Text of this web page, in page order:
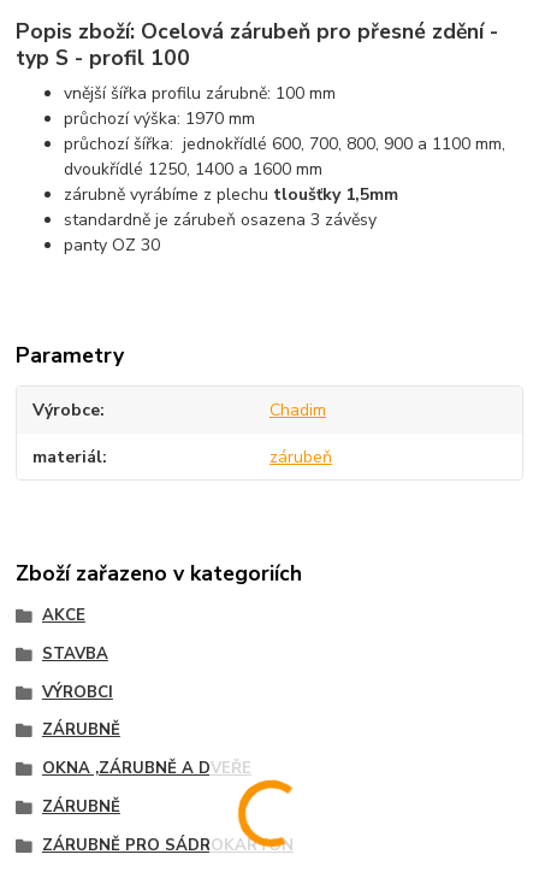
Popis zboží: Ocelová zárubeň pro přesné zdění -
typ S - profil 100
vnější šířka profilu zárubně: 100 mm
průchozí výška: 1970 mm
průchozí šířka: jednokřídlé 600, 700, 800, 900 a 1100 mm,
dvoukřídlé 1250, 1400 a 1600 mm
zárubně vyrábíme z plechu tloušťky 1,5mm
standardně je zárubeň osazena 3 závěsy
panty OZ 30
Parametry
Výrobce Chadim
materiál zárubeň
Zboží zařazeno v kategoriích
AKCE
STAVBA
VÝROBCI
ZÁRUBNĚ
OKNA ,ZÁRUBNĚ A DVEŘE
ZÁRUBNĚ
ZÁRUBNĚ PRO SÁDROKARTON